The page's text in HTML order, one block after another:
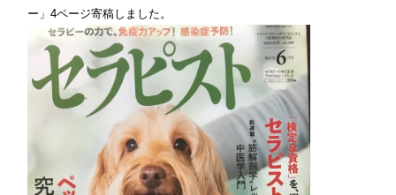
ー」4ページ寄稿しました。